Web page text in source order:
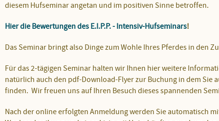
diesem Hufseminar angetan und im positiven Sinne betroffen.
Hier die Bewertungen des E.I.P.P. - Intensiv-Hufseminars!
Das Seminar bringt also Dinge zum Wohle Ihres Pferdes in den
Für das2-tägigen Seminar halten wir Ihnen hier weitere
natürlich auch den pdf-Download-Flyer zur Buchung in dem Sie
finden. Wir freuen uns auf Ihren Besuch dieses spannenden
Nach der online erfolgten Anmeldung werden Sie automatisch